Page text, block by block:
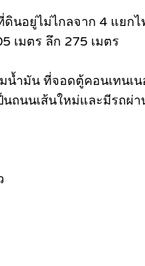
นอยู่ไม่ไกลจาก 4 แยก
เมตร ลึก 275 เมตร
น้ำมัน ที่จอดตู้คอนเทนเ
ถนนเส้นใหม่และมีรถผ่